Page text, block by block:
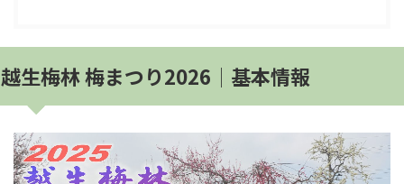
越生梅林 梅まつり2026│基本情報